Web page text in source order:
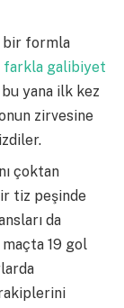
bir formla
farkla galibiyet
yana ilk kez
zirvesine
çoktan
tiz peşinde
da
maçta 19 gol